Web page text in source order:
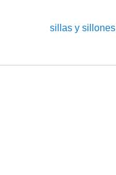
sillas y sillones